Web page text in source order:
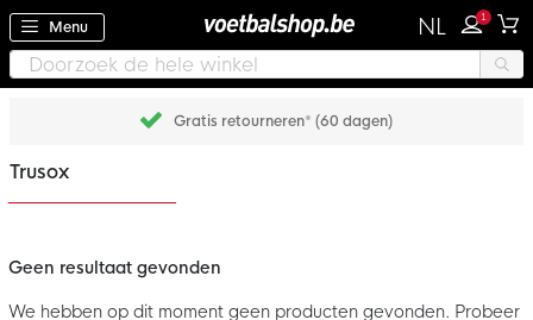
Menu NL 1
Gratis retourneren* (60 dagen)
Trusox
Geen resultaat gevonden
We hebben op dit moment geen producten gevonden. Probeer